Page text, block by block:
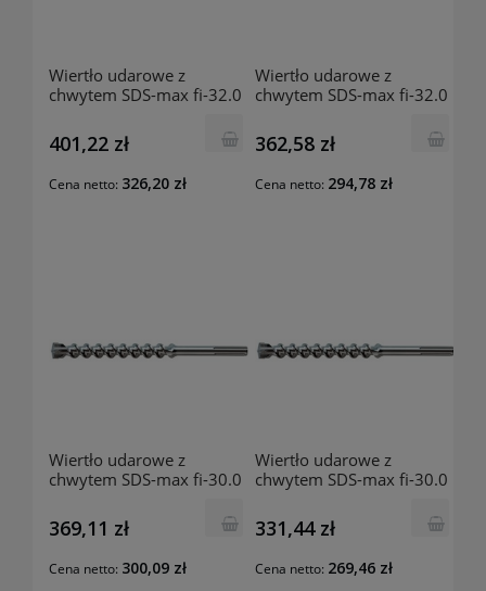
Wiertło udarowe z
chwytem SDS-max fi-32.0
201742400 Luna
401,22 zł
Cena netto: 326,20 zł
Wiertło udarowe z
chwytem SDS-max fi-32.0
201742301 Luna
362,58 zł
Cena netto: 294,78 zł
Wiertło udarowe z
chwytem SDS-max fi-30.0
201742202 Luna
369,11 zł
Cena netto: 300,09 zł
Wiertło udarowe z
chwytem SDS-max fi-30.0
201742103 Luna
331,44 zł
Cena netto: 269,46 zł